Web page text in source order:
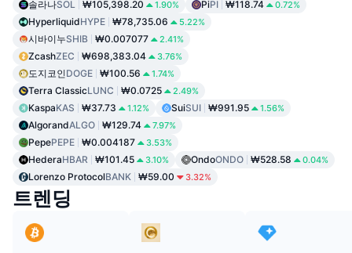
솔라나SOL ₩105,398.20 1.90% PiPI ₩118.74 0.72%
HyperliquidHYPE ₩78,735.06 5.22%
시바이누SHIB ₩0.007077 2.41%
ZcashZEC ₩698,383.04 3.76%
도지코인DOGE ₩100.56 1.74%
Terra ClassicLUNC ₩0.0725 2.49%
KaspaKAS ₩37.73 1.12% SuiSUI ₩991.95 1.56%
AlgorandALGO ₩129.74 7.97%
PepePEPE ₩0.004187 3.53%
HederaHBAR ₩101.45 3.10% OndoONDO ₩528.58 0.04%
Lorenzo ProtocolBANK ₩59.00 3.32%
트렌딩